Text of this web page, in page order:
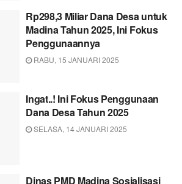
Rp298,3 Miliar Dana Desa untuk
Madina Tahun 2025, Ini Fokus
Penggunaannya
RABU, 15 JANUARI 2025
Ingat..! Ini Fokus Penggunaan
Dana Desa Tahun 2025
SELASA, 14 JANUARI 2025
Dinas PMD Madina Sosialisasi